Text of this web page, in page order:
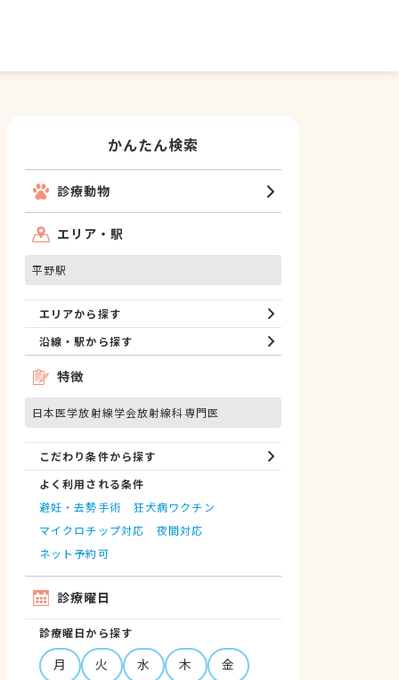
かんたん検索
診療動物
エリア・駅
平野駅
エリアから探す
沿線・駅から探す
特徴
日本医学放射線学会放射線科専門医
こだわり条件から探す
よく利用される条件
避妊・去勢手術
狂犬病ワクチン
マイクロチップ対応
夜間対応
ネット予約可
診療曜日
診療曜日から探す
月 火 水 木
金